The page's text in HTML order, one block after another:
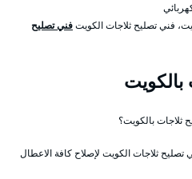
فني تصليح ثلاجات الكويتفني تصليح
بالكويت
ثلاجات بالكويت؟
تصليح ثلاجات الكويت لإصلاح كافة الاعطال